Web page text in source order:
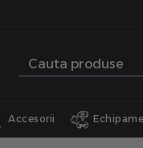
Accesorii